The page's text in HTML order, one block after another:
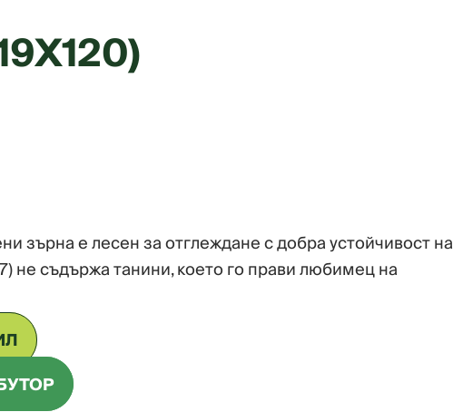
зърна е лесен за отглеждане с добра устойчивост на
не съдържа танини, което го прави любимец на